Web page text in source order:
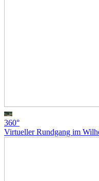
360°
Virtueller Rundgang im